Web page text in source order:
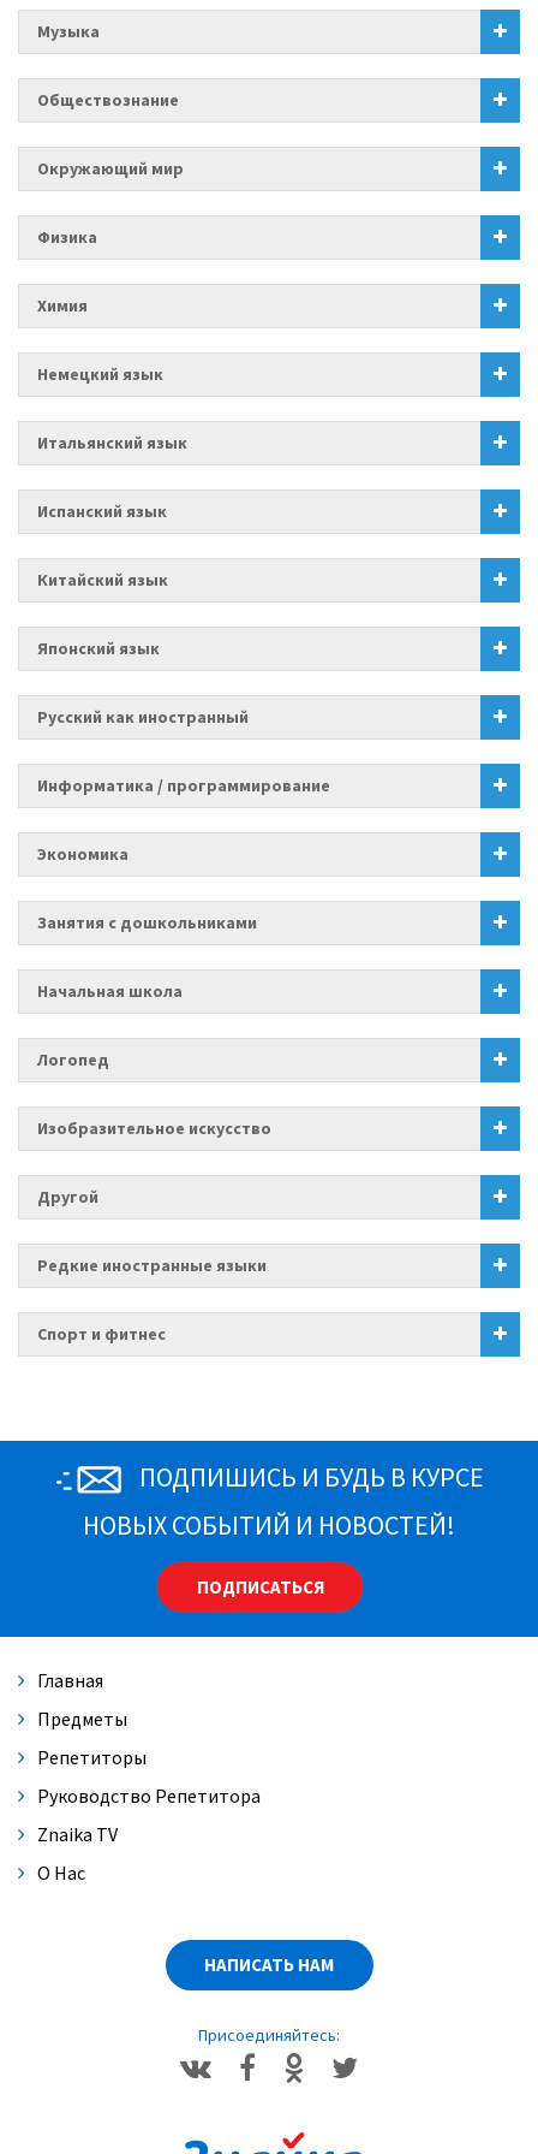
Музыка
Обществознание
Окружающий мир
Физика
Химия
Немецкий язык
Итальянский язык
Испанский язык
Китайский язык
Японский язык
Русский как иностранный
Информатика / программирование
Экономика
Занятия с дошкольниками
Начальная школа
Логопед
Изобразительное искусство
Другой
Редкие иностранные языки
Спорт и фитнес
ПОДПИШИСЬ И БУДЬ В КУРСЕ
НОВЫХ СОБЫТИЙ И НОВОСТЕЙ!
ПОДПИСАТЬСЯ
Главная
Предметы
Репетиторы
Руководство Репетитора
Znaika TV
О Нас
НАПИСАТЬ НАМ
Присоединяйтесь: